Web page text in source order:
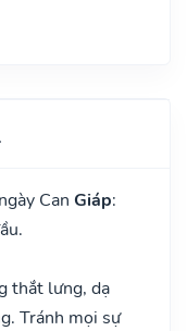
Can Giáp:
thắt lưng, dạ
Tránh mọi sự